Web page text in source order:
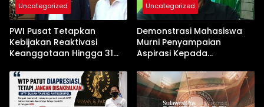
Uncategorized
PWI Pusat Tetapkan
Kebijakan Reaktivasi
Keanggotaan Hingga 31
Uncategorized
Demonstrasi Mahasiswa
Murni Penyampaian
Aspirasi Kepada